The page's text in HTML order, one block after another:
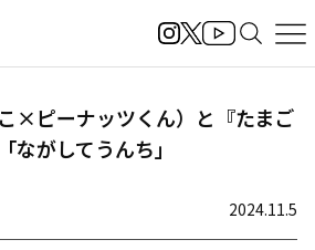
×ピーナッツくん）と『たまご
がしてうんち」
2024.11.5